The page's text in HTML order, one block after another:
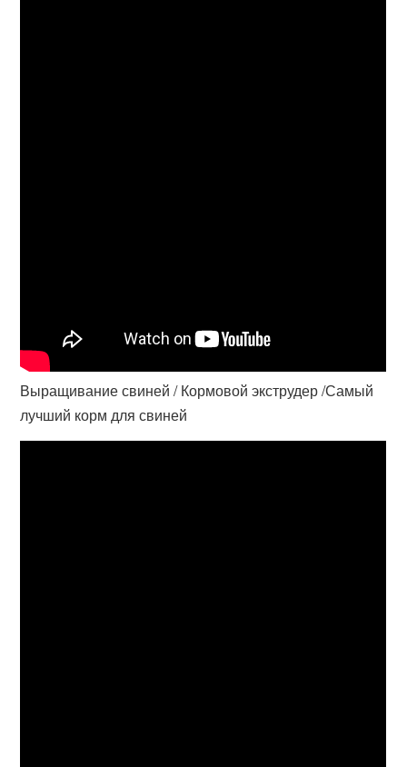
Выращивание свиней / Кормовой экструдер /Самый
лучший корм для свиней